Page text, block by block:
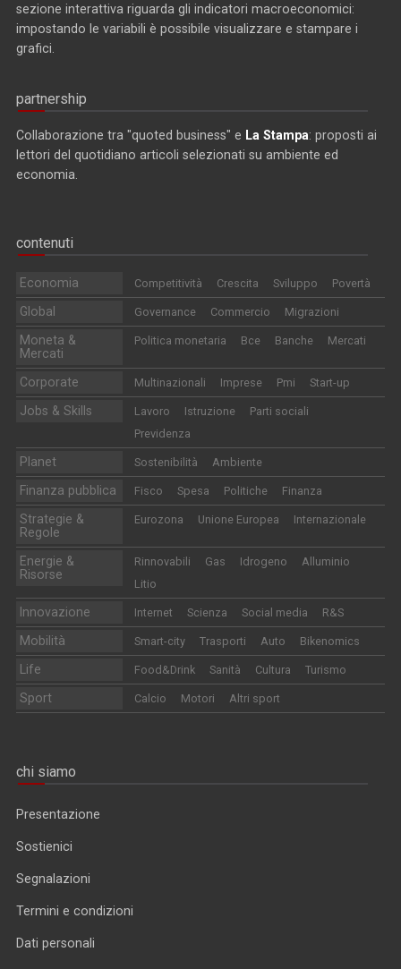
sezione interattiva riguarda gli indicatori macroeconomici:
impostando le variabili è possibile visualizzare e stampare i
grafici.
partnership
Collaborazione tra "quoted business" e La Stampa: proposti ai
lettori del quotidiano articoli selezionati su ambiente ed
economia.
contenuti
Economia Competitività Crescita Sviluppo Povertà
Global Governance Commercio Migrazioni
Moneta &
Mercati
Politica monetaria Bce Banche Mercati
Corporate Multinazionali Imprese Pmi Start-up
Jobs & Skills Lavoro Istruzione
Parti sociali
Previdenza
Planet Sostenibilità Ambiente
Finanza pubblica Fisco Spesa Politiche Finanza
Strategie &
Regole
Eurozona Unione Europea Internazionale
Energie &
Risorse
Rinnovabili Gas Idrogeno
Alluminio
Litio
Innovazione Internet Scienza Social media R&S
Mobilità Smart-city Trasporti Auto Bikenomics
Life Food&Drink Sanità Cultura Turismo
Sport Calcio Motori Altri sport
chi siamo
Presentazione
Sostienici
Segnalazioni
Termini e condizioni
Dati personali